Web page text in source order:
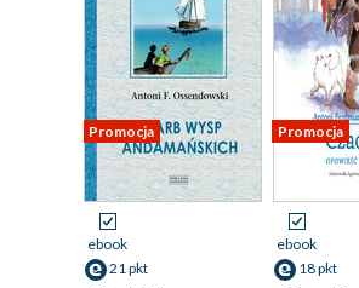
Promocja
ebook
21 pkt
Promocja
ebook
18 pkt